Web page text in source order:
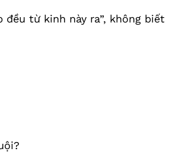
đều từ kinh này ra”, không biết